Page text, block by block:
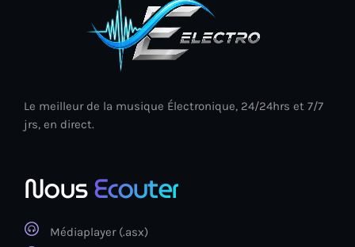
Le meilleur de la musique Électronique, 24/24hrs et 7/7
jrs, en direct.
NousEcouter
Médiaplayer (.asx)